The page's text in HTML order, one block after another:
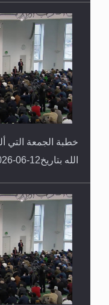
خطبة الجمعة التي
الله بتاريخ12-06-2026